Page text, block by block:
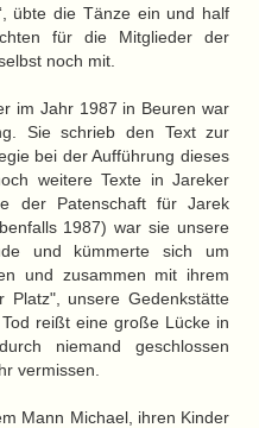
übte die Tänze ein und half
für die Mitglieder der
noch mit.
im Jahr 1987 in Beuren war
Sie schrieb den Text zur
bei der Aufführung dieses
weitere Texte in Jareker
der Patenschaft für Jarek
1987) war sie unsere
und kümmerte sich um
und zusammen mit ihrem
Platz", unsere Gedenkstätte
reißt eine große Lücke in
niemand geschlossen
vermissen.
Mann Michael, ihren Kinder